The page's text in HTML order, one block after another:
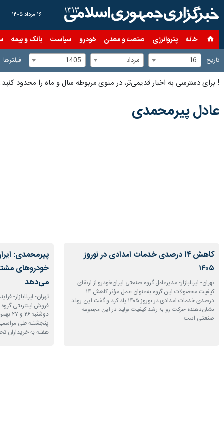
۱۶ مرداد ۱۴۰۵
خانه پتروانرژی صنعت و معدن خودرو سیاست بانک و بیمه
تاریخ 16 مرداد 1405 فیلترها
! برای دسترسی به اخبار قدیمی‌تر، در منوی مربوطه سال و ماه را محدود کنید.
عادل پیرمحمدی
کاهش ۱۴ درصدی خدمات امدادی در نوروز
۱۴۰۵
تهران- ایرنابازار- مدیرعامل گروه صنعتی ایران‌خودرو از ارتقای
کیفیت محصولات این گروه به‌عنوان عامل مؤثر کاهش ۱۴
درصدی خدمات امدادی در نوروز ۱۴۰۵ یاد کرد و گفت این روند
نشان‌دهنده حرکت رو به رشد کیفیت تولید در این مجموعه
صنعتی است
پیرمحمدی:
می‌دهد
تهران- ایرنابازار-
فروش اینترنتی
پنجشنبه طی
هفته به خریداران